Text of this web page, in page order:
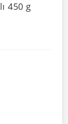
450 g